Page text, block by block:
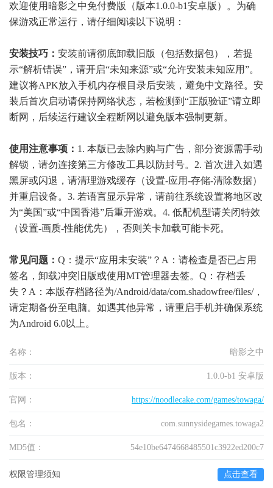
欢迎使用暗影之中免付费版（版本1.0.0-b1安卓版）。为确
保游戏正常运行，请仔细阅读以下说明：
安装技巧： 安装前请彻底卸载旧版（包括数据包），若提
示“解析错误”，请开启“未知来源”或“允许安装未知应用”。
建议将APK放入手机内存根目录后安装，避免中文路径。安
装后首次启动请保持网络状态，若检测到“正版验证”请立即
断网，后续运行建议全程断网以避免版本强制更新。
使用注意事项： 1. 本版已去除内购与广告，部分资源需手动
解锁，请勿连接第三方修改工具以防封号。2. 首次进入如遇
黑屏或闪退，请清理游戏缓存（设置-应用-存储-清除数据）
并重启设备。3. 若语言显示异常，请前往系统设置将地区改
为“美国”或“中国香港”后重开游戏。4. 低配机型请关闭特效
（设置-画质-性能优先），否则关卡加载可能卡死。
常见问题： Q：提示“应用未安装”？A：请检查是否已占用
签名，卸载冲突旧版或使用MT管理器去签。Q：存档丢
失？A：本版存档路径为/Android/data/com.shadowfree/files/，
请定期备份至电脑。如遇其他异常，请重启手机并确保系统
为Android 6.0以上。
名称： 暗影之中
版本： 1.0.0-b1 安卓版
官网： https://noodlecake.com/games/towaga/
包名： com.sunnysidegames.towaga2
MD5值： 54e10be6474668485501c3922ed200c7
权限管理须知 点击查看